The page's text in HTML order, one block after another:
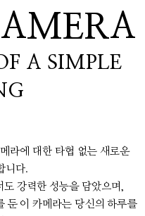
A SIMPLE
라에 대한 타협 없는 새로운
니다.
강력한 성능을 담았으며,
둔 이 카메라는 당신의 하루를